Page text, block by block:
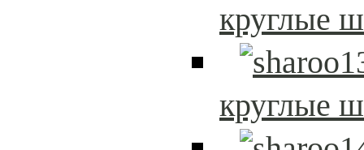
круглые
круглые